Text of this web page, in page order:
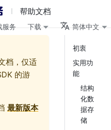
帮助文档
服务 下载 简体中文
档，仅适
的游
最新版本
初衷
实用功
能
结构
化数
据存
储